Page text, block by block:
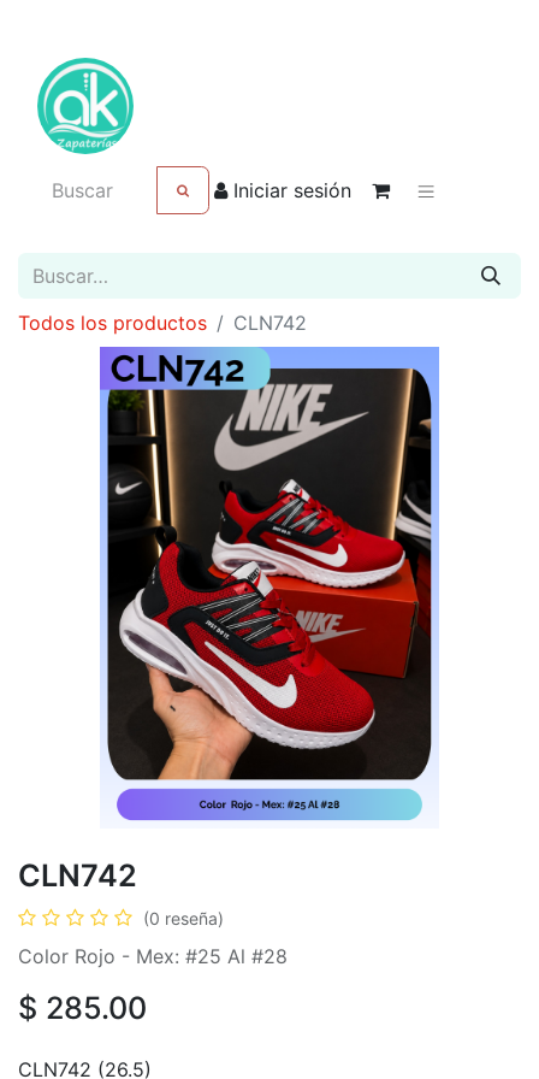
Iniciar sesión
Todos los productos CLN742
CLN742
(0 reseña)
Color Rojo - Mex: #25 Al #28
$ 285.00
CLN742 (26.5)